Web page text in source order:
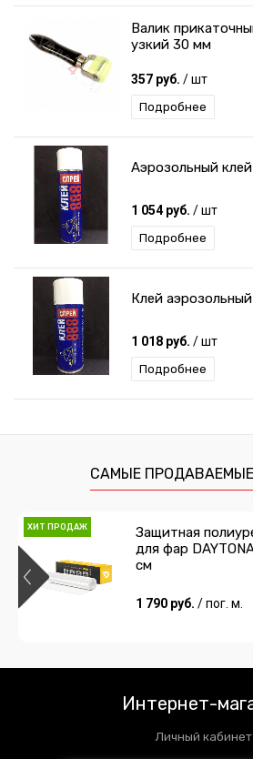
Валик
узкий 30 мм
357 руб. / шт
Подробнее
Аэрозольный
1 054 руб. / шт
Подробнее
Клей
1 018 руб. / шт
Подробнее
360 руб./ шт
Валик
360 руб./ шт
520 мл
1 018 руб./ шт
САМЫЕ
ХИТ ПРОДАЖ
Защитная
для фар
см
1 790 руб. / пог. м.
Интернет-
Личный кабинет